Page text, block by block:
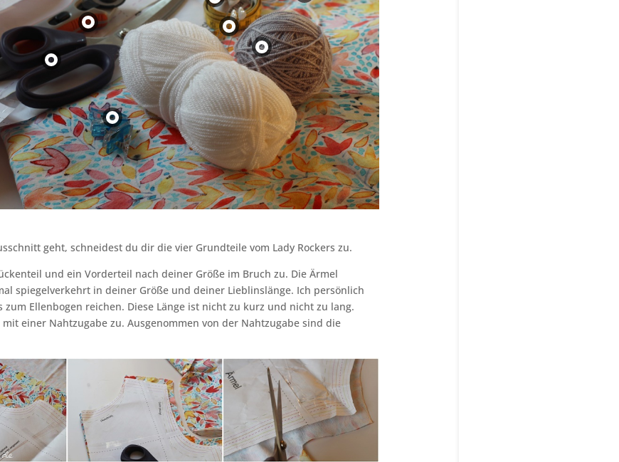
geht, schneidest du dir die vier Grundteile vom Lady Rockers zu.
und ein Vorderteil nach deiner Größe im Bruch zu. Die Ärmel
spiegelverkehrt in deiner Größe und deiner Lieblinslänge. Ich persönlich
zum Ellenbogen reichen. Diese Länge ist nicht zu kurz und nicht zu lang.
mit einer Nahtzugabe zu. Ausgenommen von der Nahtzugabe sind die